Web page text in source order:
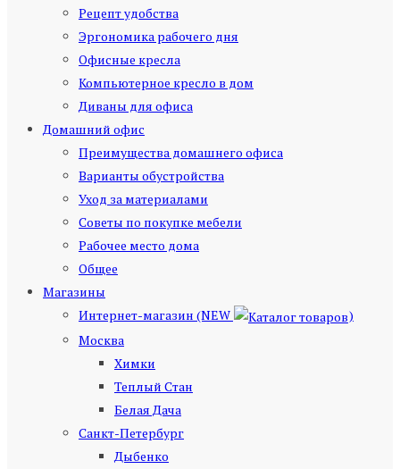
Рецепт удобства
Эргономика рабочего дня
Офисные кресла
Компьютерное кресло в дом
Диваны для офиса
Домашний офис
Преимущества домашнего офиса
Варианты обустройства
Уход за материалами
Советы по покупке мебели
Рабочее место дома
Общее
Магазины
Интернет-магазин (NEW
)
Москва
Химки
Теплый Стан
Белая Дача
Санкт-Петербург
Дыбенко